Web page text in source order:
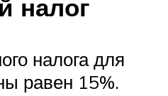
налог
налога для
равен 15%.